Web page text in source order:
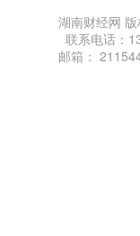
湖南财经网
联系电话：
邮箱：